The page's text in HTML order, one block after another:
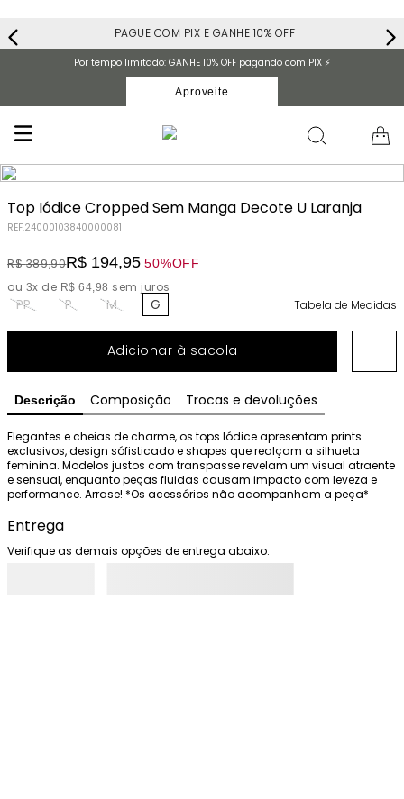
PAGUE COM PIX E GANHE 10% OFF
Por tempo limitado: GANHE 10% OFF pagando com PIX ⚡️
Aproveite
Top Iódice Cropped Sem Manga Decote U Laranja
REF.24000103840000081
R$ 389,90R$ 194,95 50%OFF
ou 3x de R$ 64,98 sem juros
PP P M G Tabela de Medidas
Adicionar à sacola
Descrição Composição Trocas e devoluções
Elegantes e cheias de charme, os tops Iódice apresentam prints
exclusivos, design sófisticado e shapes que realçam a silhueta
feminina. Modelos justos com transpasse revelam um visual atraente
e sensual, enquanto peças fluidas causam impacto com leveza e
performance. Arrase! *Os acessórios não acompanham a peça*
Entrega
Verifique as demais opções de entrega abaixo: